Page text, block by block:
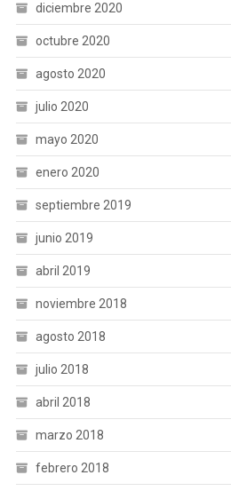
diciembre 2020
octubre 2020
agosto 2020
julio 2020
mayo 2020
enero 2020
septiembre 2019
junio 2019
abril 2019
noviembre 2018
agosto 2018
julio 2018
abril 2018
marzo 2018
febrero 2018